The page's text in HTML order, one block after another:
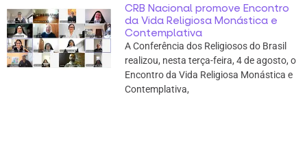
CRB Nacional promove Encontro
da Vida Religiosa Monástica e
Contemplativa
A Conferência dos Religiosos do Brasil
realizou, nesta terça-feira, 4 de agosto, o
Encontro da Vida Religiosa Monástica e
Contemplativa,